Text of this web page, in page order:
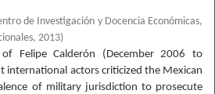
de Investigación y Docencia Económicas,
, 2013)
Felipe Calderón (December 2006 to
international actors criticized the Mexican
of military jurisdiction to prosecute